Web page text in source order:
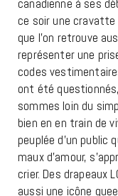
canadienne à ses
ce soir une cravatte
que l’on retrouve
représenter une
codes
ont été
sommes loin du
bien en en train de
peuplée d’un
maux d’amour,
crier. Des drapeaux
aussi une icône